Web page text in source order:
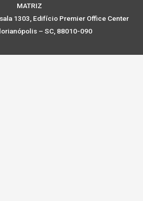
MATRIZ
1303, Edifício Premier Office Center
– SC, 88010-090